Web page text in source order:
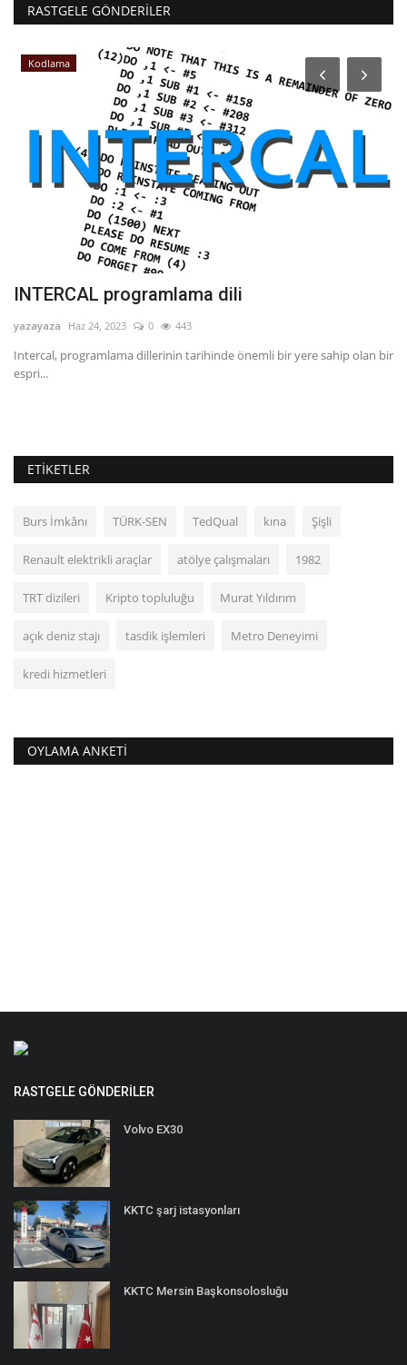
RASTGELE GÖNDERILER
Kodlama
INTERCAL programlama dili
yazayaza Haz 24, 2023 0 443
Intercal, programlama dillerinin tarihinde önemli bir yere sahip olan bir
espri...
ETIKETLER
Burs İmkânı TÜRK-SEN TedQual kına Şişli
Renault elektrikli araçlar atölye çalışmaları 1982
TRT dizileri Kripto topluluğu Murat Yıldırım
açık deniz stajı tasdik işlemleri Metro Deneyimi
kredi hizmetleri
OYLAMA ANKETI
RASTGELE GÖNDERILER
Volvo EX30
KKTC şarj istasyonları
KKTC Mersin Başkonsolosluğu